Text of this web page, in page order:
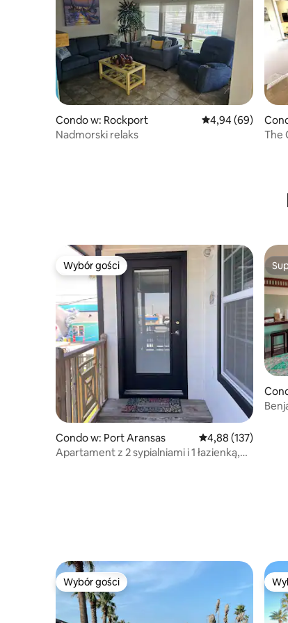
Condo w: Rockport Średnia ocena:
4,94 (69)
Nadmorski relaks
The
Wybór gości
Wybór gości
Condo w: Port Aransas Średnia ocena:
4,88 (137)
Apartament z 2 sypialniami i 1 łazienką,
Wybór gości
Wybór gości